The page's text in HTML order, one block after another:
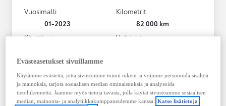
Vuosimalli
01-2023
Kilometrit
82 000 km
Käyttövoima
Vaihteisto
Näytä lisää
38 900,00 €
495,23 € / kk
Evästeasetukset sivuillamme
Käytämme evästeitä, jotta sivustomme toimii oikein ja voimme personoida sisältöä
ja mainoksia, tarjota sosiaalisen median ominaisuuksia ja analysoida
tietoliikennettä. Jaamme myös tietoja tavasta, jolla käytät sivustoamme sosiaalisen
median, mainonta- ja analytiikkakumppaneidemme kanssa. Katso lisätietoja